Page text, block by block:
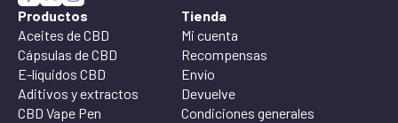
Productos
Aceites de CBD
Cápsulas de CBD
E-líquidos CBD
Aditivos y extractos
CBD Vape Pen
Tienda
Mi cuenta
Recompensas
Envío
Devuelve
Condiciones generales